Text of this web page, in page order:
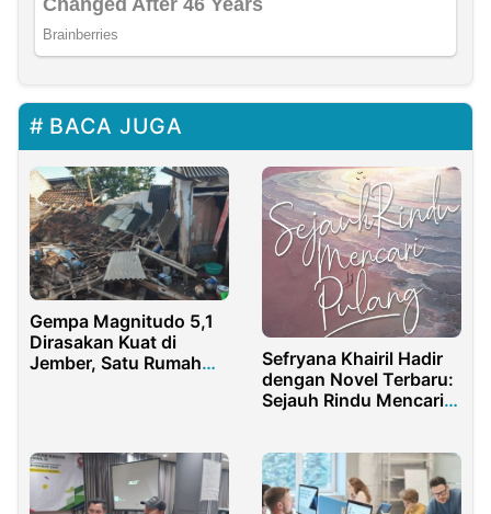
BACA JUGA
Gempa Magnitudo 5,1
Dirasakan Kuat di
Jember, Satu Rumah
Sefryana Khairil Hadir
dengan Novel Terbaru:
Sejauh Rindu Mencari